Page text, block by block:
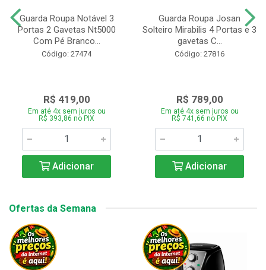
Guarda Roupa Notável 3
Portas 2 Gavetas Nt5000
Com Pé Branco...
Código: 27474
R$ 419,00
Em até 4x sem juros ou
R$ 393,86 no PIX
Adicionar
Guarda Roupa Josan
Solteiro Mirabilis 4 Portas e 3
gavetas C...
Código: 27816
R$ 789,00
Em até 4x sem juros ou
R$ 741,66 no PIX
Adicionar
Ofertas da Semana